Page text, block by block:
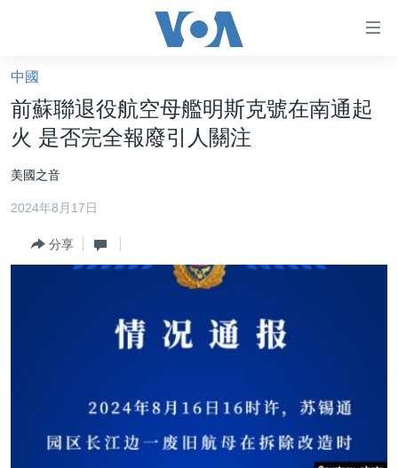
礙
鏈
接
跳
轉
內
美國大選2024
海外港人
中國
前蘇聯退役航空母艦明斯克號在南通起
火 是否完全報廢引人關注
美國之音
2024年8月17日
分享